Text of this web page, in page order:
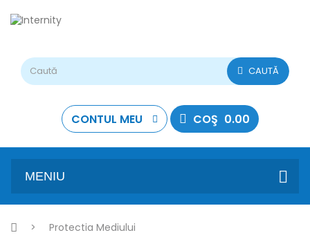
CAUTĂ
CONTUL MEU COŞ 0.00
MENIU
> Protectia Mediului